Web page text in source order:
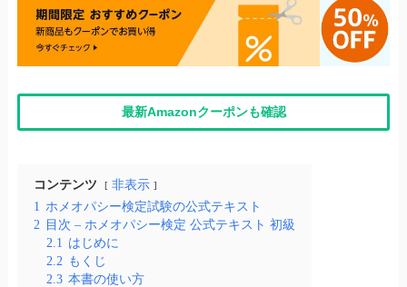
最新Amazonクーポンも確認
コンテンツ
非表示
1 ホメオパシー検定試験の公式テキスト
2 目次 – ホメオパシー検定 公式テキスト 初級
2.1 はじめに
2.2 もくじ
2.3 本書の使い方